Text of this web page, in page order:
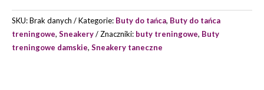
FASHION
SKU:Brak danych Kategorie: Buty do tańca, Buty do tańca
treningowe, Sneakery Znaczniki: buty treningowe, Buty
treningowe damskie, Sneakery taneczne